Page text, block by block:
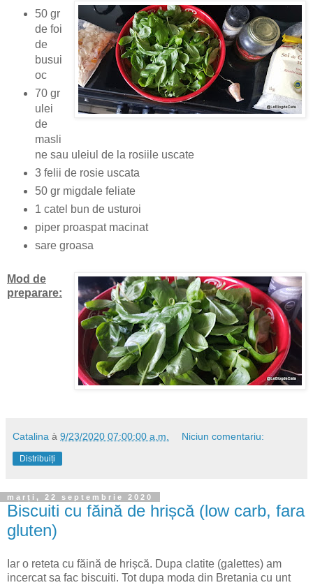
50 gr
de foi
de
busui
oc
70 gr
ulei
de
masli
ne sau uleiul de la rosiile uscate
3 felii de rosie uscata
50 gr migdale feliate
1 catel bun de usturoi
piper proaspat macinat
sare groasa
Mod de
preparare:
Catalina à 9/23/2020 07:00:00 a.m. Niciun comentariu:
Distribuiți
marți, 22 septembrie 2020
Biscuiti cu făină de hrișcă (low carb, fara
gluten)
Iar o reteta cu făină de hrișcă. Dupa clatite (galettes) am
incercat sa fac biscuiti. Tot dupa moda din Bretania cu unt